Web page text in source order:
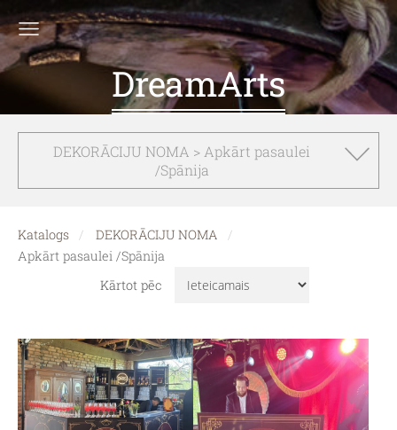
DreamArts
DEKORĀCIJU NOMA > Apkārt pasaulei
/Spānija
Katalogs
DEKORĀCIJU NOMA
Apkārt pasaulei /Spānija
Kārtot pēc